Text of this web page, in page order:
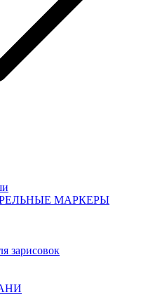
МАРКЕРЫ
зарисовок